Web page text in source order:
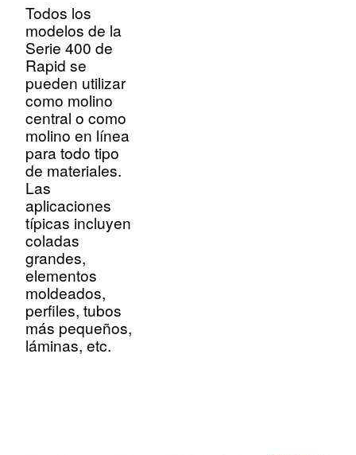
Todos los
modelos de la
Serie 400 de
Rapid se
pueden utilizar
como molino
central o como
molino en línea
para todo tipo
de materiales.
Las
aplicaciones
típicas incluyen
coladas
grandes,
elementos
moldeados,
perfiles, tubos
más pequeños,
láminas, etc.